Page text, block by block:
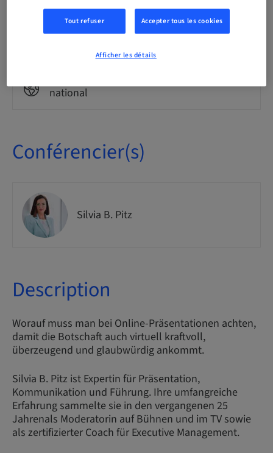
Méthode de livraison
national
Conférencier(s)
Silvia B. Pitz
Description
Worauf muss man bei Online-Präsentationen achten,
damit die Botschaft auch virtuell kraftvoll,
überzeugend und glaubwürdig ankommt.
Silvia B. Pitz ist Expertin für Präsentation,
Kommunikation und Führung. Ihre umfangreiche
Erfahrung sammelte sie in den vergangenen 25
Jahrenals Moderatorin auf Bühnen und im TV sowie
als zertifizierter Coach für Executive Management.
Tout refuser Accepter tous les cookies
Afficher les détails